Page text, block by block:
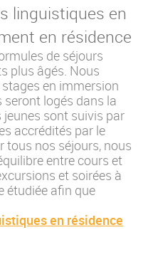
linguistiques en
en résidence
de séjours
plus âgés. Nous
en immersion
seront logés dans la
jeunes sont suivis par
accrédités par le
tous nos séjours, nous
entre cours et
et soirées à
étudiée afin que
en résidence